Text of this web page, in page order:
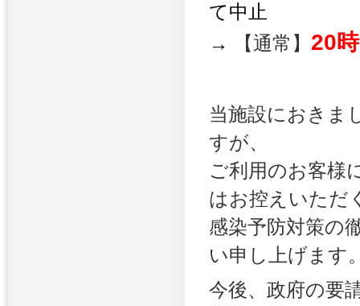
て中止
→
【通常】 20
当施設におきま
すが、
ご利用のお客様
はお控えいただ
感染予防対策の
い申し上げます
今後、政府の要